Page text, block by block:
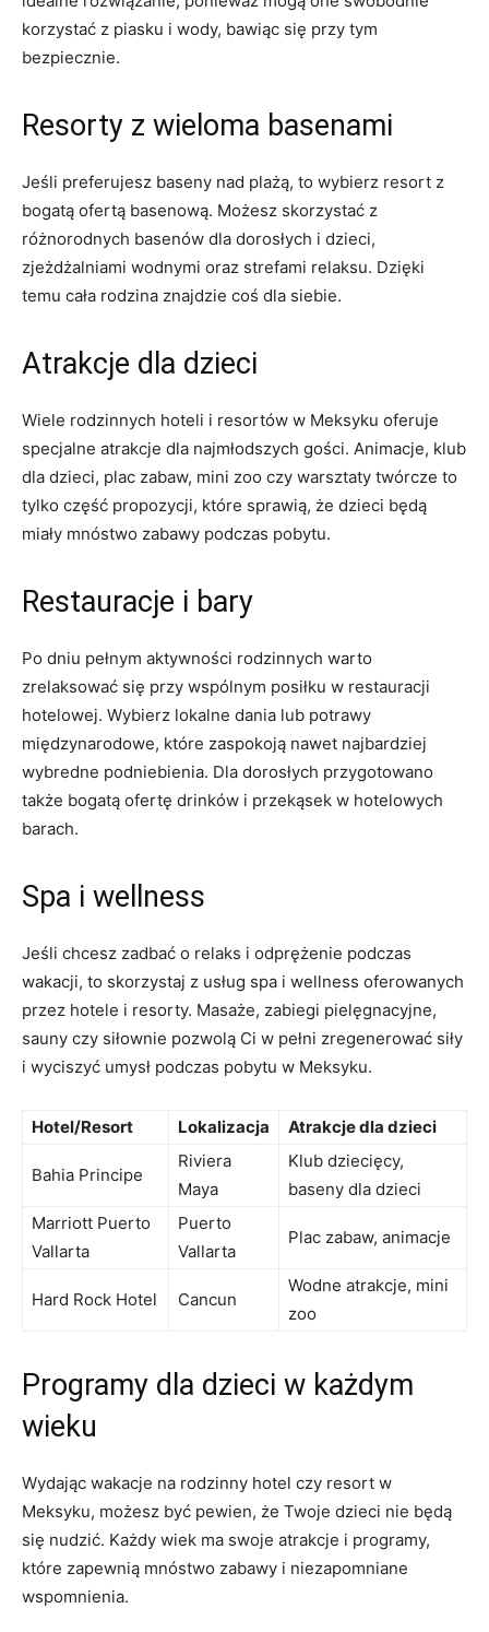
korzystać z piasku i wody, bawiąc się przy tym
bezpiecznie.
Resorty z wieloma basenami
Jeśli preferujesz baseny nad plażą, to wybierz resort z
bogatą ofertą basenową. Możesz skorzystać z
różnorodnych basenów dla dorosłych i dzieci,
zjeżdżalniami wodnymi oraz strefami relaksu. Dzięki
temu cała rodzina znajdzie coś dla siebie.
Atrakcje dla dzieci
Wiele rodzinnych hoteli i resortów w Meksyku oferuje
specjalne atrakcje dla najmłodszych gości. Animacje, klub
dla dzieci, plac zabaw, mini zoo czy warsztaty twórcze to
tylko część propozycji, które sprawią, że dzieci będą
miały mnóstwo zabawy podczas pobytu.
Restauracje i bary
Po dniu pełnym aktywności rodzinnych warto
zrelaksować się przy wspólnym posiłku w restauracji
hotelowej. Wybierz lokalne dania lub potrawy
międzynarodowe, które zaspokoją nawet najbardziej
wybredne podniebienia. Dla dorosłych przygotowano
także bogatą ofertę drinków i przekąsek w hotelowych
barach.
Spa i wellness
Jeśli chcesz zadbać o relaks i odprężenie podczas
wakacji, to skorzystaj z usług spa i wellness oferowanych
przez hotele i resorty. Masaże, zabiegi pielęgnacyjne,
sauny czy siłownie pozwolą Ci w pełni zregenerować siły
i wyciszyć umysł podczas pobytu w Meksyku.
Hotel/Resort Lokalizacja Atrakcje dla dzieci
Bahia Principe
Riviera
Maya
Klub dziecięcy,
baseny dla dzieci
Marriott Puerto
Vallarta
Puerto
Vallarta
Plac zabaw, animacje
Hard Rock Hotel Cancun
Wodne atrakcje, mini
zoo
Programy dla dzieci w każdym
wieku
Wydając wakacje na rodzinny hotel czy resort w
Meksyku, możesz być pewien, że Twoje dzieci nie będą
się nudzić. Każdy wiek ma swoje atrakcje i programy,
które zapewnią mnóstwo zabawy i niezapomniane
wspomnienia.